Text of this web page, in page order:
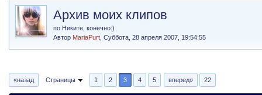
Архив моих клипов
по Никите, конечно:)
Автор MariaPurt ,Суббота, 28 апреля 2007, 19:54:55
«назад Страницы 1 2 3 4 5 вперед» 22